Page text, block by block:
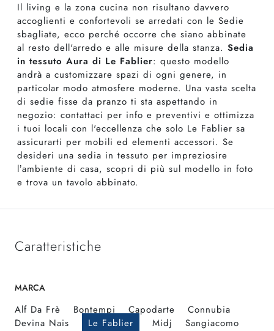
Il living e la zona cucina non risultano davvero
accoglienti e confortevoli se arredati con le Sedie
sbagliate, ecco perché occorre che siano abbinate
al resto dell'arredo e alle misure della stanza. Sedia
in tessuto Aura di Le Fablier: questo modello
andrà a customizzare spazi di ogni genere, in
particolar modo atmosfere moderne. Una vasta scelta
di sedie fisse da pranzo ti sta aspettando in
negozio: contattaci per info e preventivi e ottimizza
i tuoi locali con l'eccellenza che solo Le Fablier sa
assicurarti per mobili ed elementi accessori. Se
desideri una sedia in tessuto per impreziosire
l’ambiente di casa, scopri di più sul modello in foto
e trova un tavolo abbinato.
Caratteristiche
MARCA
Alf Da Frè Bontempi Capodarte
Connubia
Devina Nais
Le Fablier Midj Sangiacomo